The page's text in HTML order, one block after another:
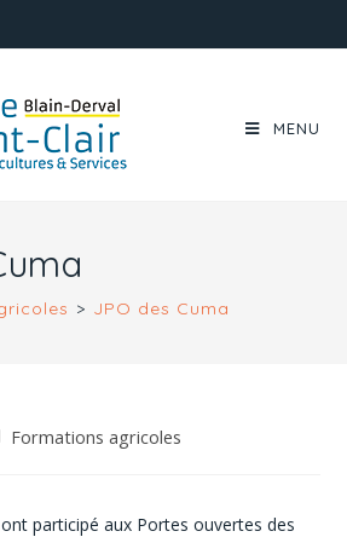
MENU
> JPO des Cuma
Formations agricoles
participé aux Portes ouvertes des